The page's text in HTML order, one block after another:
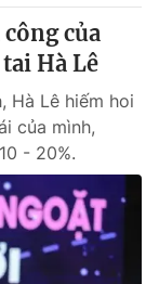
của
Hà Lê
Hà Lê hiếm hoi
của mình,
- 20%.